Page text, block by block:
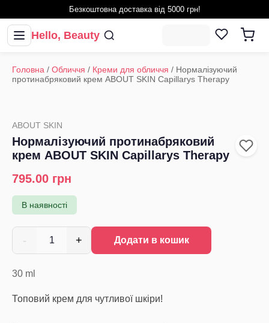
Безкоштовна доставка від 5000 грн!
Hello, Beauty
Головна / Обличчя / Креми для обличчя / Нормалізуючий
протинабряковий крем ABOUT SKIN Capillarys Therapy
ABOUT SKIN
Нормалізуючий протинабряковий
крем ABOUT SKIN Capillarys Therapy
795.00 грн
В наявності
- 1 + Додати в кошик
30 ml
Топовий крем для чутливої шкіри!